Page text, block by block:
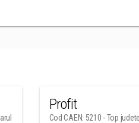
Profit
Cod CAEN: 5210 - Top